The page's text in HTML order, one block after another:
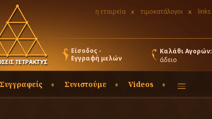
η εταιρεία τιμοκατάλογοι links
Είσοδος -
Εγγραφή μελών
Καλάθι Αγορών:
άδειο
Συγγραφείς Συνιστούμε Videos